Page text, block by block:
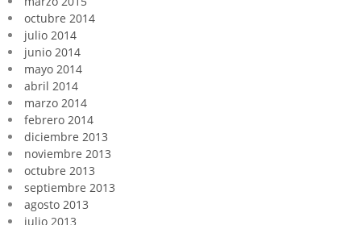
octubre 2014
julio 2014
junio 2014
mayo 2014
abril 2014
marzo 2014
febrero 2014
diciembre 2013
noviembre 2013
octubre 2013
septiembre 2013
agosto 2013
julio 2013